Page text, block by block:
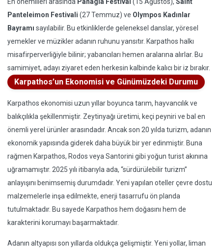
Panteleimon Festivali (27 Temmuz) ve Olympos Kadınlar
Bayramı sayılabilir. Bu etkinliklerde geleneksel danslar, yöresel
yemekler ve müzikler adanın ruhunu yansıtır. Karpathos halkı
misafirperverliğiyle bilinir; yabancıları hemen aralarına alırlar. Bu
samimiyet, adayı ziyaret eden herkesin kalbinde kalıcı bir iz bırakır.
Karpathos’un Ekonomisi ve Günümüzdeki Durumu
Karpathos ekonomisi uzun yıllar boyunca tarım, hayvancılık ve
balıkçılıkla şekillenmiştir. Zeytinyağı üretimi, keçi peyniri ve bal en
önemli yerel ürünler arasındadır. Ancak son 20 yılda turizm, adanın
ekonomik yapısında giderek daha büyük bir yer edinmiştir. Buna
rağmen Karpathos, Rodos veya Santorini gibi yoğun turist akınına
uğramamıştır. 2025 yılı itibarıyla ada, “sürdürülebilir turizm”
anlayışını benimsemiş durumdadır. Yeni yapılan oteller çevre dostu
malzemelerle inşa edilmekte, enerji tasarrufu ön planda
tutulmaktadır. Bu sayede Karpathos hem doğasını hem de
karakterini korumayı başarmaktadır.
Adanın altyapısı son yıllarda oldukça gelişmiştir. Yeni yollar, liman